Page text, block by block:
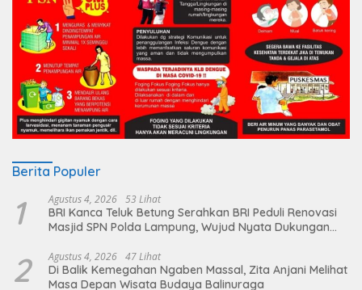
Berita Populer
1 Agustus 4, 2026 53 Lihat
BRI Kanca Teluk Betung Serahkan BRI Peduli Renovasi
Masjid SPN Polda Lampung, Wujud Nyata Dukungan
2 Agustus 4, 2026 47 Lihat
Di Balik Kemegahan Ngaben Massal, Zita Anjani Melihat
Masa Depan Wisata Budaya Balinuraga